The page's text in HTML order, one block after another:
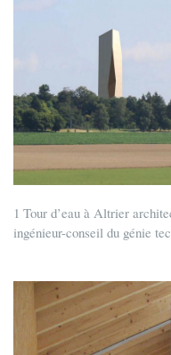
t
1 Tour d’eau à Altrier
ingénieur-conseil du génie